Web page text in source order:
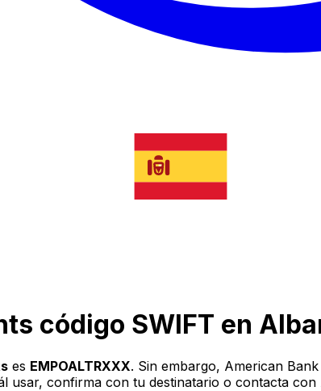
código SWIFT en
es EMPOALTRXXX. Sin embargo, American
usar, confirma con tu destinatario o contacta